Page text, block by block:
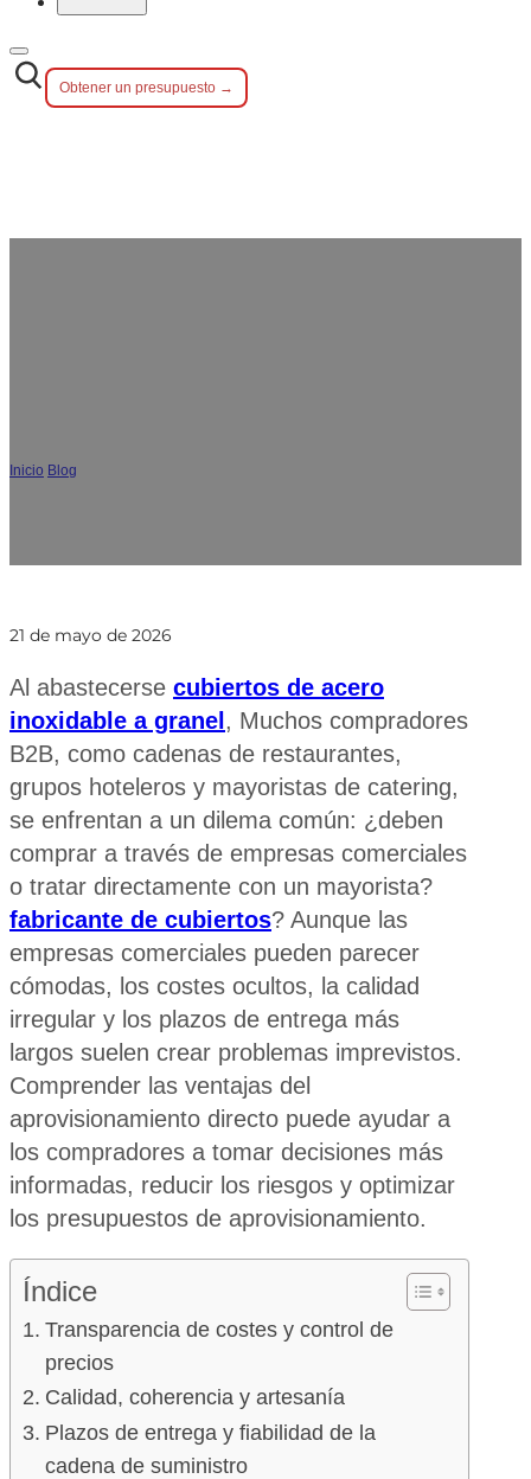
Obtener un presupuesto →
Inicio Blog
21 de mayo de 2026
Al abastecerse cubiertos de acero
inoxidable a granel, Muchos compradores
B2B, como cadenas de restaurantes,
grupos hoteleros y mayoristas de catering,
se enfrentan a un dilema común: ¿deben
comprar a través de empresas comerciales
o tratar directamente con un mayorista?
fabricante de cubiertos? Aunque las
empresas comerciales pueden parecer
cómodas, los costes ocultos, la calidad
irregular y los plazos de entrega más
largos suelen crear problemas imprevistos.
Comprender las ventajas del
aprovisionamiento directo puede ayudar a
los compradores a tomar decisiones más
informadas, reducir los riesgos y optimizar
los presupuestos de aprovisionamiento.
Índice
Transparencia de costes y control de
precios
Calidad, coherencia y artesanía
Plazos de entrega y fiabilidad de la
cadena de suministro